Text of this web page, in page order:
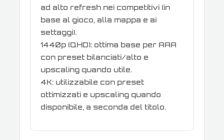
ad alto refresh nei competitivi (in
base al gioco, alla mappa e ai
settaggi).
1440p (QHD): ottima base per AAA
con preset bilanciati/alto e
upscaling quando utile.
4K: utilizzabile con preset
ottimizzati e upscaling quando
disponibile, a seconda del titolo.